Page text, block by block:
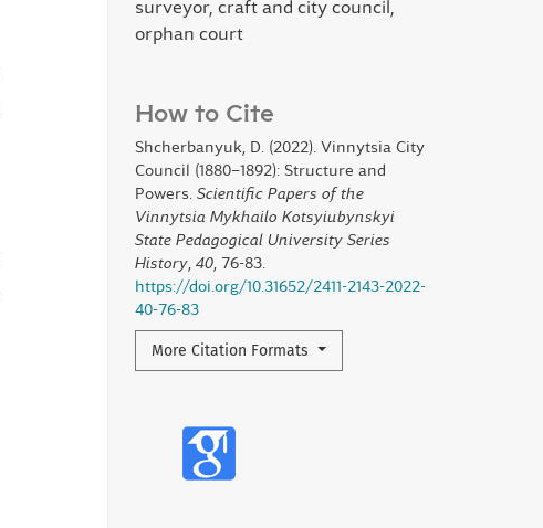
surveyor, craft and city council,
orphan court
How to Cite
Shcherbanyuk, D. (2022). Vinnytsia City
Council (1880–1892): Structure and
Powers. Scientific Papers of the
Vinnytsia Mykhailo Kotsyiubynskyi
State Pedagogical University Series
History 40 , 76-83.
https://doi.org/10.31652/2411-2143-2022-
40-76-83
More Citation Formats